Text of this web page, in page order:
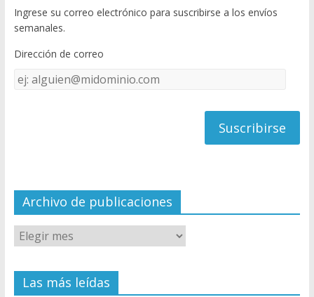
o
o
k
u
e
C
el
Ingrese su correo electrónico para suscribirse a los envíos
semanales.
Dirección de correo
Dirección
Archivo de publicaciones
Las más leídas